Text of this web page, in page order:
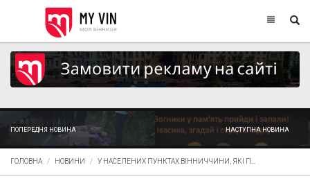
ПОПЕРЕДНЯ НОВИНА НАСТУПНА НОВИНА
ГОЛОВНА НОВИНИ У НАСЕЛЕНИХ ПУНКТАХ ВІННИЧЧИНИ, ЯКІ П...